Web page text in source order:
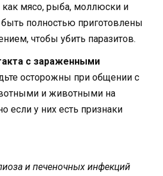
как мясо, рыба, моллюски и
полностью приготовлены
чтобы убить паразитов.
с зараженными
осторожны при общении с
и животными на
если у них есть признаки
и печеночных инфекций